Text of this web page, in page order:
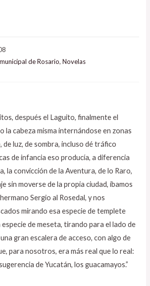
de Rosario,Novelas
después el Laguito, finalmente el
la cabeza misma internándose en zonas
de luz, de sombra, incluso dé tráfico
de infancia eso producía, a diferencia
la convicción de la Aventura, de lo Raro,
sin moverse de la propia ciudad, íbamos
Sergio al Rosedal, y nos
mirando esa especie de templete
de meseta, tirando para el lado de
gran escalera de acceso, con algo de
para nosotros, era más real que lo real:
de Yucatán, los guacamayos.”